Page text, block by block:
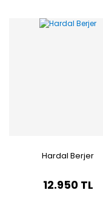
Hardal Berjer
12.950 TL